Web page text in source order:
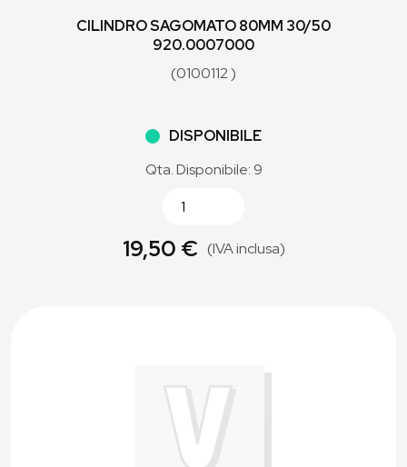
CILINDRO SAGOMATO 80MM 30/50
920.0007000
(0100112 )
DISPONIBILE
Qta. Disponibile: 9
19,50 € (IVA inclusa)